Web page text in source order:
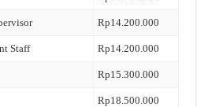
Rp14.200.000
Staff Rp14.200.000
Rp15.300.000
Rp18.500.000